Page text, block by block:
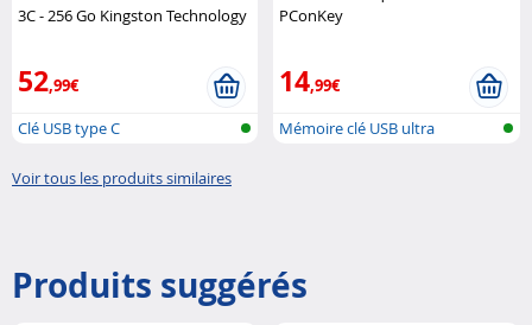
3C - 256 Go Kingston Technology
52,99€
Clé USB type C
PConKey
14,99€
Mémoire clé USB ultra
Voir tous les produits similaires
Produits suggérés